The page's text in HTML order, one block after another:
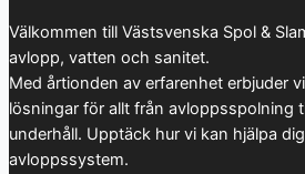
Välkommen till Västsvenska Spol &
avlopp, vatten och sanitet.
Med årtionden av erfarenhet erbjuder
lösningar för allt från avloppsspolning
underhåll. Upptäck hur vi kan hjälpa
avloppssystem.